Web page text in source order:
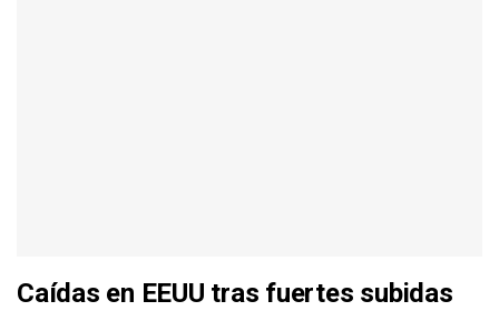
Caídas en EEUU tras fuertes subidas